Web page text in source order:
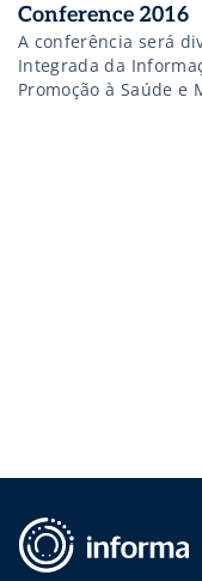
Conference 2016
A conferência será
Integrada da
Promoção à Saúde e